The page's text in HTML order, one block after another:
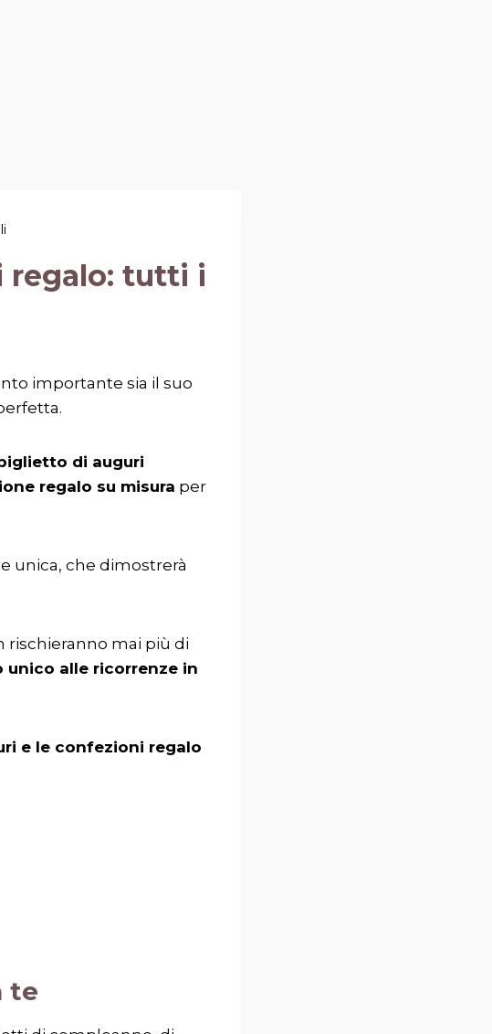
regalo: tutti i
importante sia il suo
di auguri
regalo su misura per
unica, che dimostrerà
rischieranno mai più di
unico alle ricorrenze in
e le confezioni regalo
te